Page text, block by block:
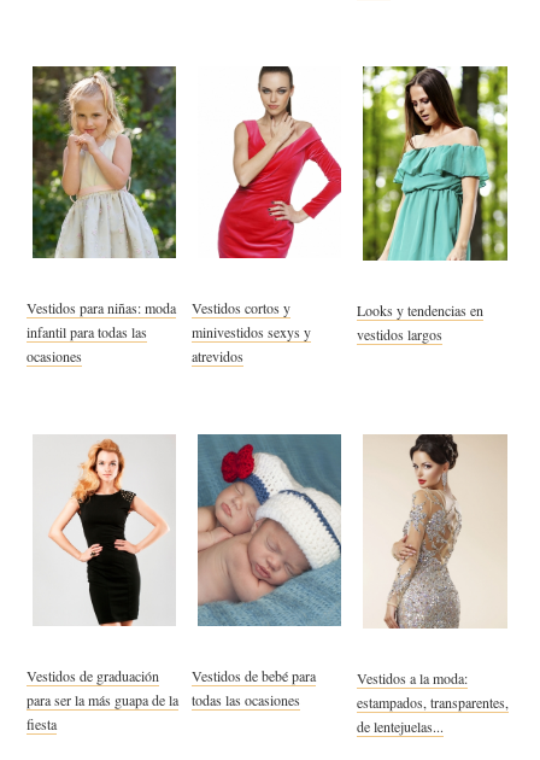
Vestidos para niñas: moda
infantil para todas las
ocasiones
Vestidos cortos y
minivestidos sexys y
atrevidos
Looks y tendencias en
vestidos largos
Vestidos de graduación
para ser la más guapa de la
fiesta
Vestidos de bebé para
todas las ocasiones
Vestidos a la moda:
estampados, transparentes,
de lentejuelas...